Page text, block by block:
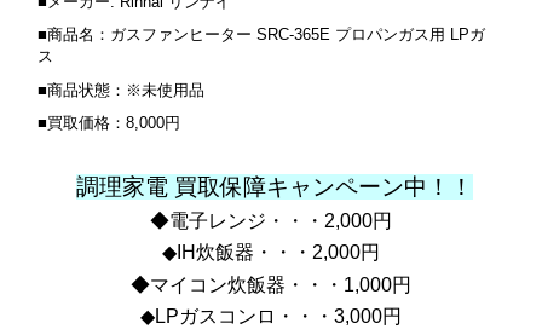
■商品名：ガスファンヒーター SRC-365E プロパンガス用 LPガ
ス
■商品状態：※未使用品
■買取価格：8,000円
調理家電 買取保障キャンペーン中！！
◆電子レンジ・・・2,000円
◆IH炊飯器・・・2,000円
◆マイコン炊飯器・・・1,000円
◆LPガスコンロ・・・3,000円